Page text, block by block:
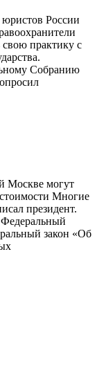
России
свою практику с
Собранию
Москве могут
Многие
президент.
Федеральный
закон «Об